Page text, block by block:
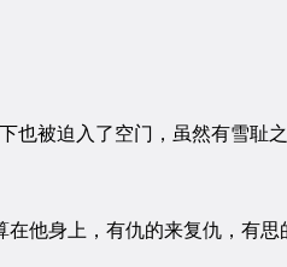
被迫入了空门，虽然有雪耻
他身上，有仇的来复仇，有思